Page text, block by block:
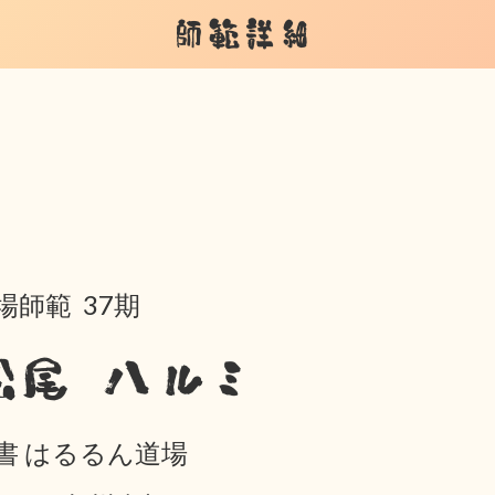
師範詳細
師範 37期
尾 ハルミ
はるるん道場